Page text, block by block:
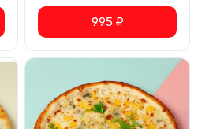
995 ₽